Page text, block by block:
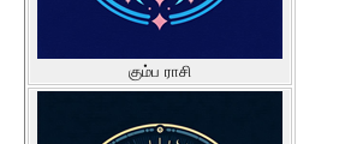
கும்ப ராசி